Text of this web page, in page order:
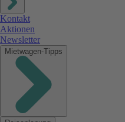
Kontakt
Aktionen
Newsletter
Mietwagen-Tipps